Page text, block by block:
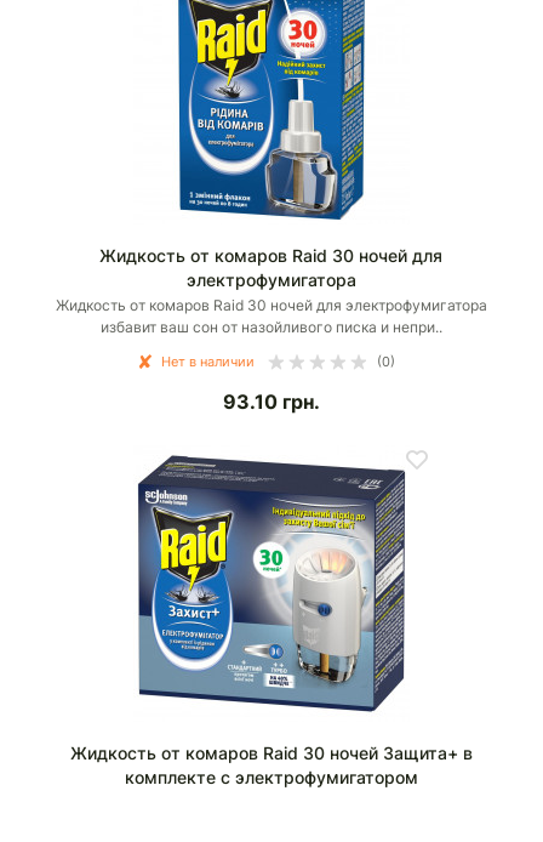
Жидкость от комаров Raid 30 ночей для
электрофумигатора
Жидкость от комаров Raid 30 ночей для электрофумигатора
избавит ваш сон от назойливого писка и непри..
Нет в наличии (0)
93.10 грн.
Жидкость от комаров Raid 30 ночей Защита+ в
комплекте с электрофумигатором